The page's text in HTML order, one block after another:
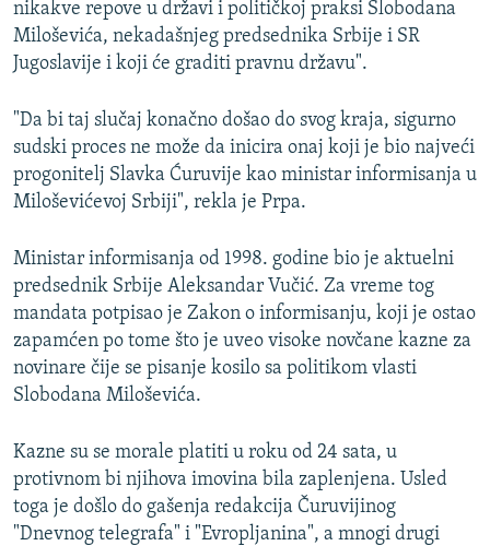
nikakve repove u državi i političkoj praksi Slobodana
Miloševića, nekadašnjeg predsednika Srbije i SR
Jugoslavije i koji će graditi pravnu državu".
"Da bi taj slučaj konačno došao do svog kraja, sigurno
sudski proces ne može da inicira onaj koji je bio najveći
progonitelj Slavka Ćuruvije kao ministar informisanja u
Miloševićevoj Srbiji", rekla je Prpa.
Ministar informisanja od 1998. godine bio je aktuelni
predsednik Srbije Aleksandar Vučić. Za vreme tog
mandata potpisao je Zakon o informisanju, koji je ostao
zapamćen po tome što je uveo visoke novčane kazne za
novinare čije se pisanje kosilo sa politikom vlasti
Slobodana Miloševića.
Kazne su se morale platiti u roku od 24 sata, u
protivnom bi njihova imovina bila zaplenjena. Usled
toga je došlo do gašenja redakcija Čuruvijinog
"Dnevnog telegrafa" i "Evropljanina", a mnogi drugi